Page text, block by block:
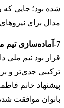
شده بود؛ جایی
مدال برای
7-آماده‌سازی تیم ملی برای رقابت‌های بعدی جهانی در انگلستان
قرار بود تیم ملی
ترکیبی جدی‌تر و
پیشنهاد خانم
بانوان موافقت